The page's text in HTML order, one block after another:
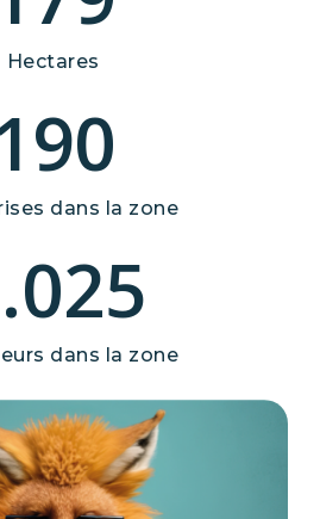
Hectares
dans la zone
dans la zone